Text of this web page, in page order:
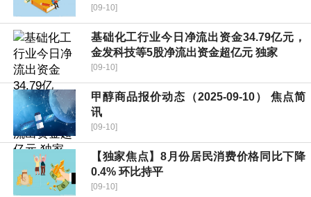
[09-10]
基础化工行业今日净流出资金34.79亿元，
金发科技等5股净流出资金超亿元 独家
[09-10]
甲醇商品报价动态（2025-09-10） 焦点简
讯
[09-10]
【独家焦点】8月份居民消费价格同比下降
0.4% 环比持平
[09-10]